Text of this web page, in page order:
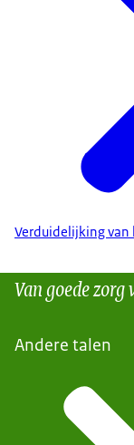
Verduidelijking van
Van goede zorg
Andere talen